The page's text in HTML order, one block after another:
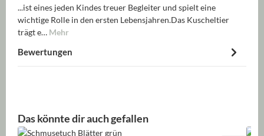
...ist eines jeden Kindes treuer Begleiter und spielt eine
wichtige Rolle in den ersten Lebensjahren.Das Kuscheltier
trägt e… Mehr
Bewertungen
Produktgalerie überspringen
Das könnte dir auch gefallen